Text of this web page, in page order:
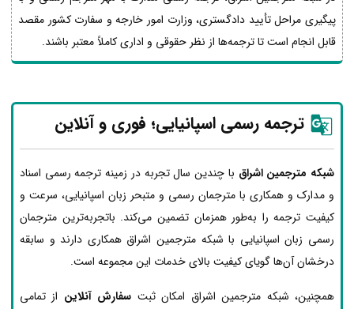
پیگیری مراحل تأیید دادگستری، وزارت امور خارجه و سفارت کشور مقصد
قابل انجام است تا ترجمه‌ها از نظر حقوقی و اداری کاملاً معتبر باشند.
ترجمه رسمی اسپانیایی؛ فوری و آنلاین
شبکه مترجمین اشراق با چندین سال تجربه در زمینه ترجمه رسمی اسناد
و مدارک و همکاری با مترجمان رسمی و متبحر زبان اسپانیایی، سرعت و
کیفیت ترجمه را به‌طور همزمان تضمین می‌کند. باتجربه‌ترین مترجمان
رسمی زبان اسپانیایی با شبکه مترجمین اشراق همکاری دارند و سابقه
درخشان آن‌ها گویای کیفیت بالای خدمات این مجموعه است.
همچنین، شبکه مترجمین اشراق امکان ثبت سفارش آنلاین از تمامی